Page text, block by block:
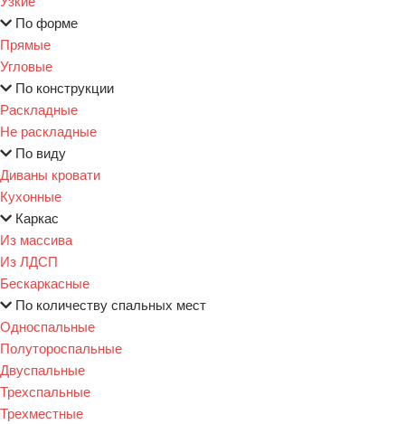
По форме
Прямые
Угловые
По конструкции
Раскладные
Не раскладные
По виду
Диваны кровати
Кухонные
Каркас
Из массива
Из ЛДСП
Бескаркасные
По количеству спальных мест
Односпальные
Полутороспальные
Двуспальные
Трехспальные
Трехместные